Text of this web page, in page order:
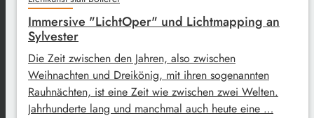
Immersive "LichtOper" und Lichtmapping an
Sylvester
Die Zeit zwischen den Jahren, also zwischen
Weihnachten und Dreikönig, mit ihren sogenannten
Rauhnächten, ist eine Zeit wie zwischen zwei Welten.
Jahrhunderte lang und manchmal auch heute eine …